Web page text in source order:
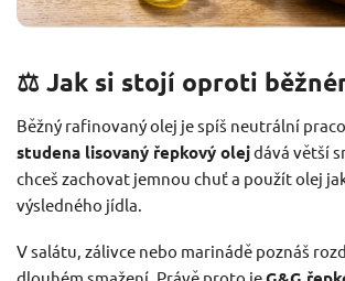
⚖️ Jak si stojí oproti
Běžný rafinovaný olej je spíš neutrální
studena lisovaný řepkový olejdává větší
chceš zachovat jemnou chuť a použít olej
výsledného jídla.
V salátu, zálivce nebo marinádě poznáš